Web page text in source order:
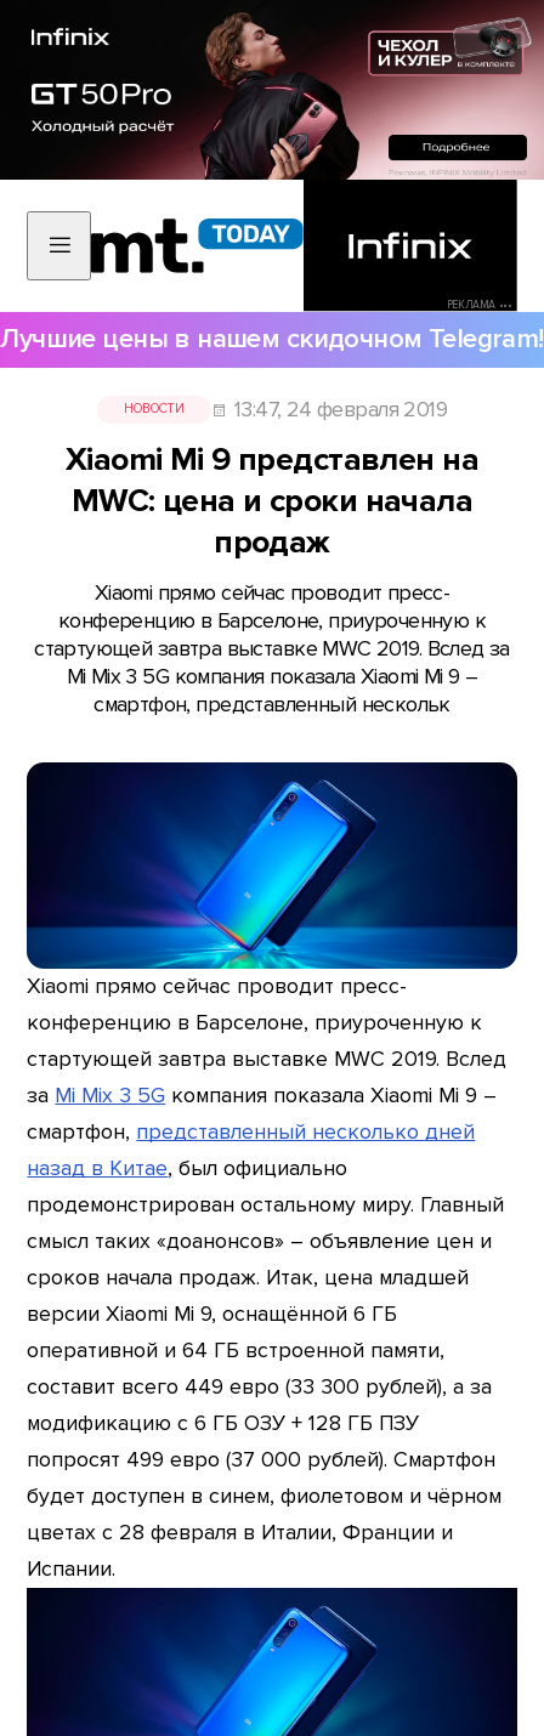
РЕКЛАМА •••
Лучшие цены в нашем скидочном Telegram!
НОВОСТИ 13:47, 24 февраля 2019
Xiaomi Mi 9 представлен на
MWC: цена и сроки начала
продаж
Xiaomi прямо сейчас проводит пресс-
конференцию в Барселоне, приуроченную к
стартующей завтра выставке MWC 2019. Вслед за
Mi Mix 3 5G компания показала Xiaomi Mi 9 –
смартфон, представленный нескольк
Xiaomi прямо сейчас проводит пресс-
конференцию в Барселоне, приуроченную к
стартующей завтра выставке MWC 2019. Вслед
за Mi Mix 3 5G компания показала Xiaomi Mi 9 –
смартфон, представленный несколько дней
назад в Китае, был официально
продемонстрирован остальному миру. Главный
смысл таких «доанонсов» – объявление цен и
сроков начала продаж. Итак, цена младшей
версии Xiaomi Mi 9, оснащённой 6 ГБ
оперативной и 64 ГБ встроенной памяти,
составит всего 449 евро (33 300 рублей), а за
модификацию с 6 ГБ ОЗУ + 128 ГБ ПЗУ
попросят 499 евро (37 000 рублей). Смартфон
будет доступен в синем, фиолетовом и чёрном
цветах с 28 февраля в Италии, Франции и
Испании.